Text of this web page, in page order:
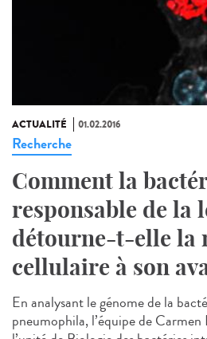
ACTUALITÉ 01.02.2016
Recherche
Comment la
responsable de la
détourne-t-elle la
cellulaire à son
En analysant le génome de la
pneumophila, l’équipe de